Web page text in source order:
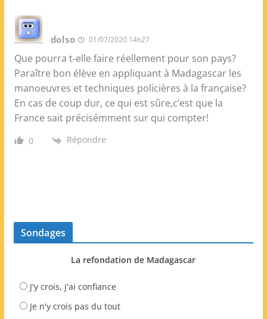
dolso 01/07/2020 14h27
Que pourra t-elle faire réellement pour son pays?
Paraître bon élève en appliquant à Madagascar les
manoeuvres et techniques policières à la française?
En cas de coup dur, ce qui est sûre,c’est que la
France sait précisémment sur qui compter!
0 Répondre
Sondages
La refondation de Madagascar
J'y crois, j'ai confiance
Je n'y crois pas du tout